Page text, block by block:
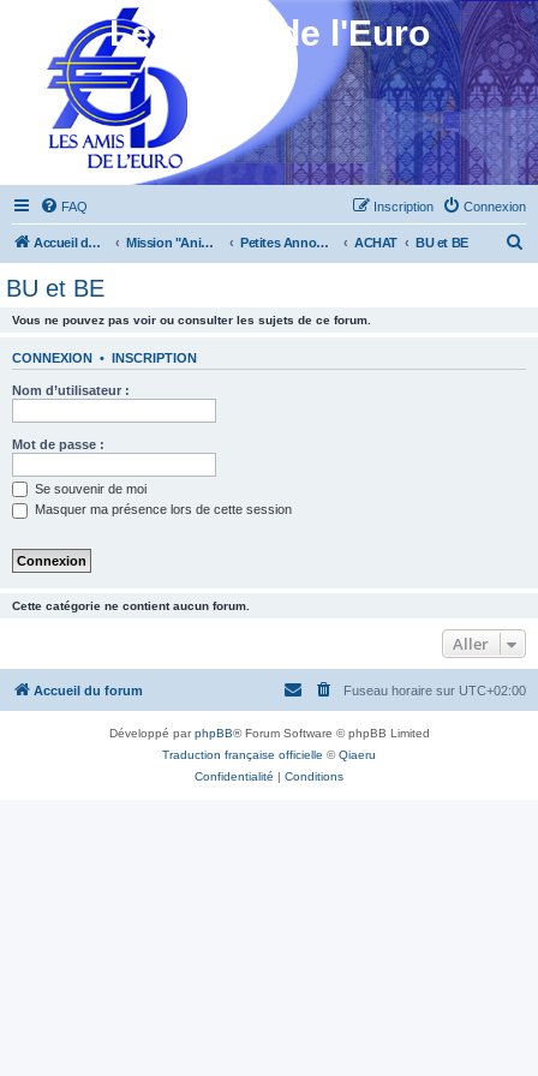
Les Amis de l'Euro
FAQ Connexion
Inscription
Accueil du forum Mission "Animation" Petites Annonces ACHAT BU et BE
BU et BE
Vous ne pouvez pas voir ou consulter les sujets de ce forum.
CONNEXION • INSCRIPTION
Nom d’utilisateur :
Mot de passe :
Se souvenir de moi
Masquer ma présence lors de cette session
Cette catégorie ne contient aucun forum.
Aller
Accueil du forum Fuseau horaire sur UTC+02:00
Développé parphpBB® Forum Software © phpBB Limited
Traduction française officielle ©Qiaeru
Confidentialité | Conditions